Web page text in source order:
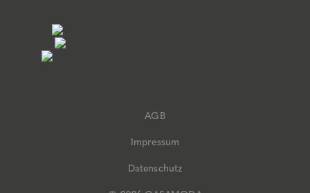
AGB
Impressum
Datenschutz